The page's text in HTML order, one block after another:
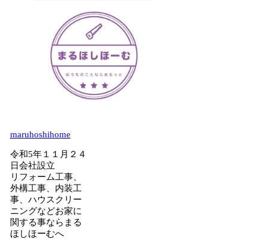
maruhoshihome
令和5年１１月２４
日会社設立
リフォーム工事、
外構工事、内装工
事、ハウスクリー
ニングなどお家に
関する事ならまる
ほしほーむへ